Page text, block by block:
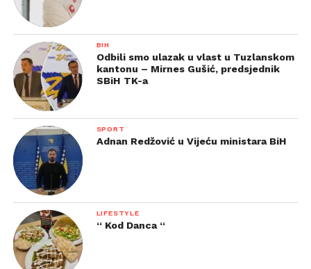
BIH
Odbili smo ulazak u vlast u Tuzlanskom
kantonu – Mirnes Gušić, predsjednik
SBiH TK-a
SPORT
Adnan Redžović u Vijeću ministara BiH
LIFESTYLE
“ Kod Danca “